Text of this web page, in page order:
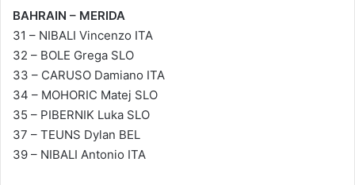
BAHRAIN – MERIDA
31 – NIBALI Vincenzo ITA
32 – BOLE Grega SLO
33 – CARUSO Damiano ITA
34 – MOHORIC Matej SLO
35 – PIBERNIK Luka SLO
37 – TEUNS Dylan BEL
39 – NIBALI Antonio ITA